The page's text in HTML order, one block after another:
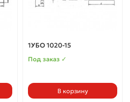
1УБО 1020-15
Под заказ ✓
В корзину